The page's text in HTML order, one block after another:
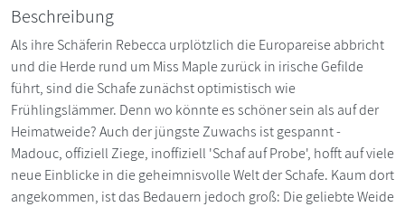
Beschreibung
Als ihre Schäferin Rebecca urplötzlich die Europareise abbricht
und die Herde rund um Miss Maple zurück in irische Gefilde
führt, sind die Schafe zunächst optimistisch wie
Frühlingslämmer. Denn wo könnte es schöner sein als auf der
Heimatweide? Auch der jüngste Zuwachs ist gespannt -
Madouc, offiziell Ziege, inoffiziell 'Schaf auf Probe', hofft auf viele
neue Einblicke in die geheimnisvolle Welt der Schafe. Kaum dort
angekommen, ist das Bedauern jedoch groß: Die geliebte Weide